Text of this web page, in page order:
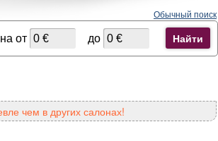
Обычный поиск
от до Найти
чем в других салонах!